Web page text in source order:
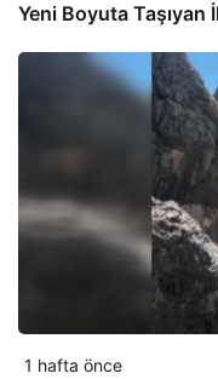
Yeni Boyuta Taşıyan
1 hafta önce